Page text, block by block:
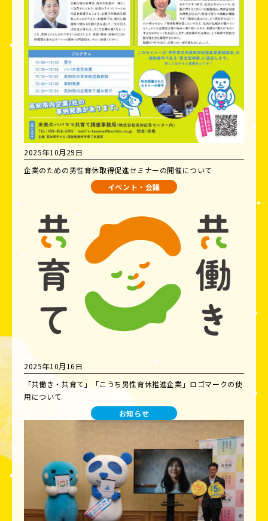
2025年10月29日
企業のための男性育休取得促進セミナーの開催について
イベント・会議
2025年10月16日
「共働き・共育て」「こうち男性育休推進企業」ロゴマークの使
用について
お知らせ